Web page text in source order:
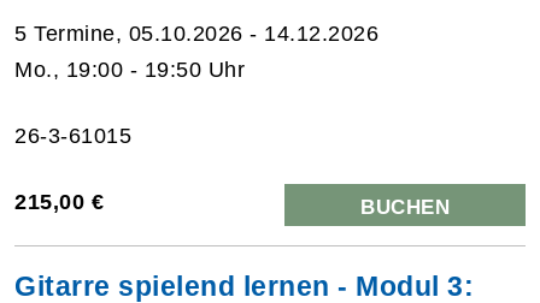
5 Termine, 05.10.2026 - 14.12.2026
Mo., 19:00 - 19:50 Uhr
26-3-61015
215,00 € BUCHEN
Gitarre spielend lernen - Modul 3: